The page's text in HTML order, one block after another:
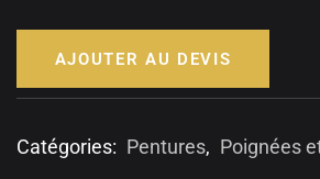
AJOUTER AU DEVIS
Catégories: Pentures, Poignées